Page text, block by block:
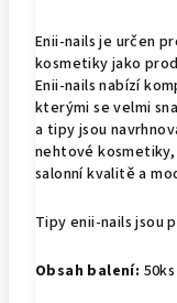
Enii-nails je určen
kosmetiky jako
Enii-nails nabízí
kterými se velmi
a tipy jsou
nehtové
salonní kvalitě a
Tipy enii-nails jsou
Obsah balení: 50ks